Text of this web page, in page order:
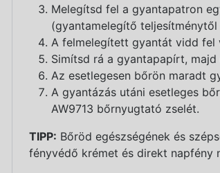
Melegítsd fel a gyantapatron
(gyantamelegítő teljesítménytől
A felmelegített gyantát vidd fel
Simítsd rá a gyantapapírt,
Az esetlegesen bőrön maradt
A gyantázás utáni esetleges
AW9713 bőrnyugtató zselét.
TIPP: Bőröd egészségének és
fényvédő krémet és direkt napfény